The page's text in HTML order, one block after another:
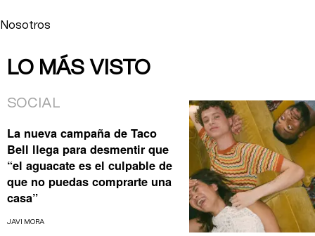
Nosotros
LO MÁS VISTO
SOCIAL
La nueva campaña de Taco
Bell llega para desmentir que
“el aguacate es el culpable de
que no puedas comprarte una
casa”
JAVI MORA